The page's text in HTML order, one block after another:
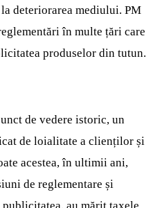
deteriorarea mediului. PM
în multe țări care
produselor din tutun.
de vedere istoric, un
de loialitate a clienților și
acestea, în ultimii ani,
de reglementare și